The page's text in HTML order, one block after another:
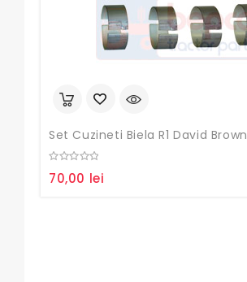
Set Cuzineti Biela R1 David Brown
out
70,00 lei